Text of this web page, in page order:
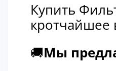
Купить
кротчайшее
🚚Мы